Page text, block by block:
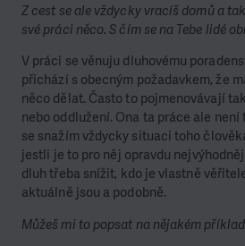
Z cest se ale vždycky vracíš domů a
své práci něco. S čím se na Tebe lidé
V práci se věnuju dluhovému
přichází s obecným požadavkem, že
něco dělat. Často to pojmenovávají
nebo oddlužení. Ona ta práce ale
se snažím vždycky situaci toho
jestli je to pro něj opravdu
dluh třeba snížit, kdo je vlastně
aktuálně jsou a podobně.
Můžeš mi to popsat na nějakém